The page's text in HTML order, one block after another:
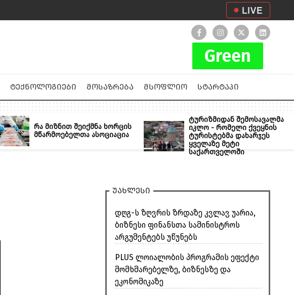
LIVE
ტექნოლოგიები მოსაზრება მსოფლიო სტარტაპი
რა მიზნით შეიქმნა ხორცის
მწარმოებელთა ასოციაცია
ტურიზმიდან შემოსავალმა
იკლო - რომელი ქვეყნის
ტურისტებმა დახარჯეს
ყველაზე მეტი
საქართველოში
უახლესი
დღგ-ს ზღვრის ზრდაზე კვლავ უარია,
ბიზნესი ფინანსთა სამინისტროს
არგუმენტებს უწუნებს
PLUS ლოიალობის პროგრამის ეფექტი
მომხმარებელზე, ბიზნესზე და
ეკონომიკაზე